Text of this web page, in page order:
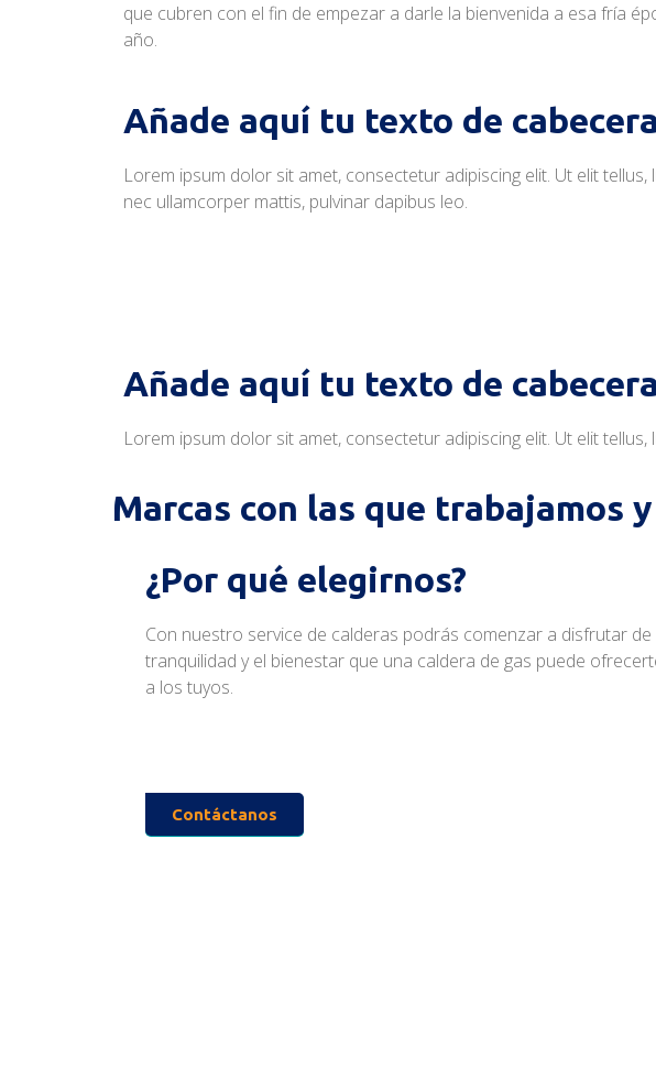
que cubren con el fin de empezar a darle la bienvenida a esa fría
año.
Añade aquí tu texto de cabecera
Lorem ipsum dolor sit amet, consectetur adipiscing elit. Ut elit tellus,
nec ullamcorper mattis, pulvinar dapibus leo.
Añade aquí tu texto de cabecera
Lorem ipsum dolor sit amet, consectetur adipiscing elit. Ut elit
Marcas con las que trabajamos
¿Por qué elegirnos?
Con nuestro service de calderas podrás comenzar a disfrutar de
tranquilidad y el bienestar que una caldera de gas puede
a los tuyos.
Contáctanos